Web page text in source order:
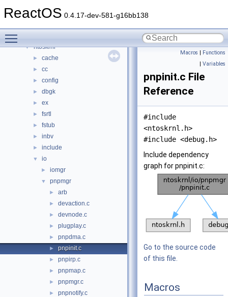
ReactOS 0.4.17-dev-581-g16bb138
► hal
▼ ntoskrnl
► cache
► cc
► config
► dbgk
► ex
► fsrtl
► fstub
► inbv
► include
▼ io
► iomgr
▼ pnpmgr
► arb
► devaction.c
► devnode.c
► plugplay.c
► pnpdma.c
► pnpinit.c
► pnpirp.c
► pnpmap.c
► pnpmgr.c
► pnpnotify.c
Macros | Functions
| Variables
pnpinit.c File
Reference
#include
<ntoskrnl.h>
#include <debug.h>
Include dependency
graph for pnpinit.c:
Go to the source code
of this file.
Macros